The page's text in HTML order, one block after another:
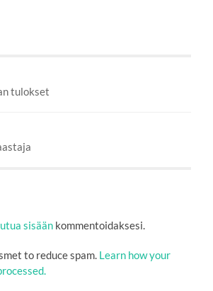
tulokset
sisään kommentoidaksesi.
to reduce spam. Learn how your